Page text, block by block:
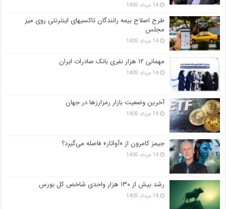
14 مرداد 1405
طرح اصلاح بیمه رانندگان تاکسیهای اینترنتی روی میز
مجلس
14 مرداد 1405
مهمانی ۱۲ هزار نفری بانک صادرات ایران
14 مرداد 1405
آخرین وضعیت بازار رمزارزها در جهان
14 مرداد 1405
جیمز کامرون از «آواتار» فاصله می‌گیرد؟
14 مرداد 1405
رشد بیش از ۱۳۰ هزار واحدی شاخص کل بورس
14 مرداد 1405